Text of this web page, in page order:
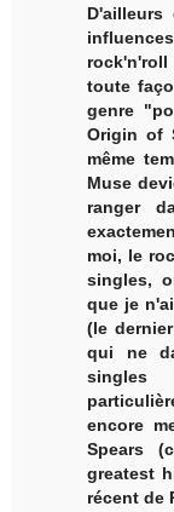
toute
genre
Origin of
même
Muse
ranger
moi, le
singles,
que je
(le
qui ne
singles
encore
Spears
greatest
récent de